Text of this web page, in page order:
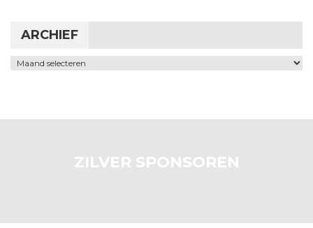
ARCHIEF
Archief
ZILVER SPONSOREN